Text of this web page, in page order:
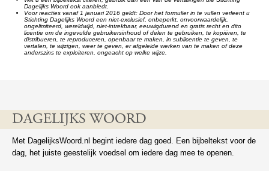
Dagelijks Woord ook aanbiedt.
Voor reacties vanaf 1 januari 2016 geldt: Door het formulier in te vullen verleent u
Stichting Dagelijks Woord een niet-exclusief, onbeperkt, onvoorwaardelijk,
ongelimiteerd, wereldwijd, niet-intrekbaar, eeuwigdurend en gratis recht en dito
licentie om de ingevulde gebruikersinhoud of delen te gebruiken, te kopiëren, te
distribueren, te reproduceren, openbaar te maken, in sublicentie te geven, te
vertalen, te wijzigen, weer te geven, er afgeleide werken van te maken of deze
anderszins te exploiteren, ongeacht op welke wijze.
DAGELIJKS WOORD
Met DagelijksWoord.nl begint iedere dag goed. Een bijbeltekst voor de
dag, het juiste geestelijk voedsel om iedere dag mee te openen.